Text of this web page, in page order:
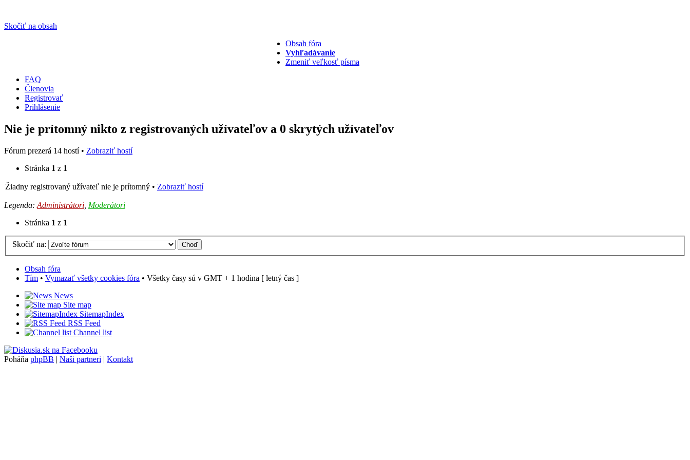
Skočiť na obsah
Obsah fóra
Vyhľadávanie
Zmeniť veľkosť písma
FAQ
Členovia
Registrovať
Prihlásenie
Nie je prítomný nikto z registrovaných užívateľov a 0 skrytých užívateľov
Fórum prezerá 14 hostí • Zobraziť hostí
Stránka 1 z 1
Žiadny registrovaný užívateľ nie je prítomný • Zobraziť hostí
Legenda: Administrátori Moderátori
Stránka 1 z 1
Skočiť na:
Obsah fóra
Tím • Vymazať všetky cookies fóra • Všetky časy sú v GMT + 1 hodina [ letný čas ]
News
Site map
SitemapIndex
RSS Feed
Channel list
Poháňa phpBB | Naši partneri | Kontakt